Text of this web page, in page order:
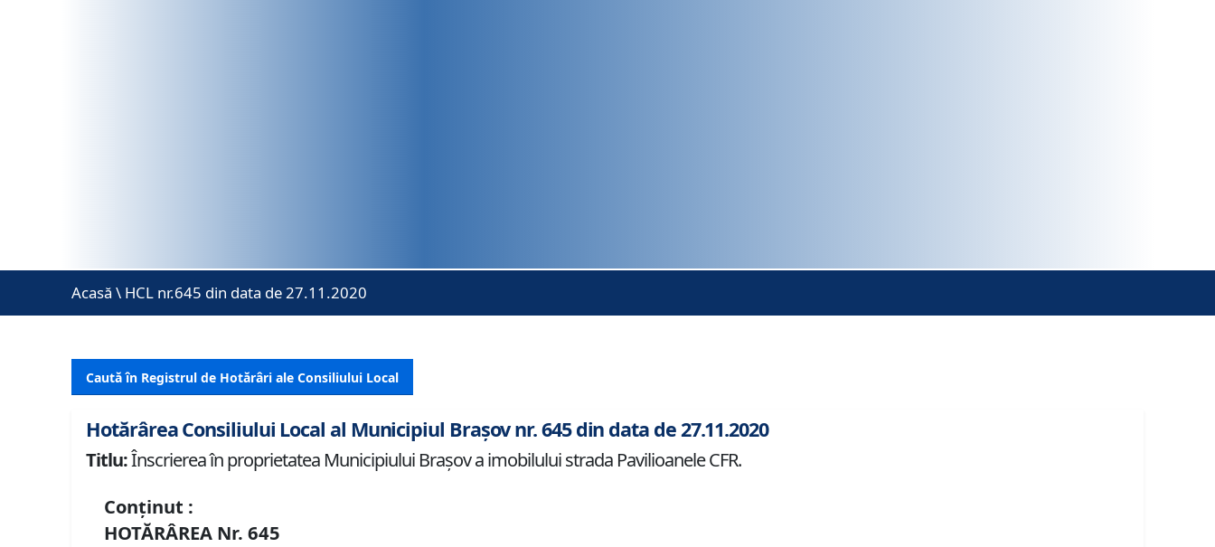
Acasă \ HCL nr.645 din data de 27.11.2020
Caută în Registrul de Hotărâri ale Consiliului Local
Hotărârea Consiliului Local al Municipiul Brașov nr. 645 din data de 27.11.2020
Titlu:Înscrierea în proprietatea Municipiului Braşov a imobilului strada Pavilioanele CFR.
Conținut :
HOTĂRÂREA Nr.645